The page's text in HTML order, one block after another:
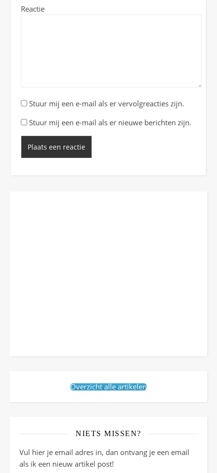
Reactie
Stuur mij een e-mail als er vervolgreacties zijn.
Stuur mij een e-mail als er nieuwe berichten zijn.
Overzicht alle artikelen
NIETS MISSEN?
Vul hier je email adres in, dan ontvang je een email
als ik een nieuw artikel post!